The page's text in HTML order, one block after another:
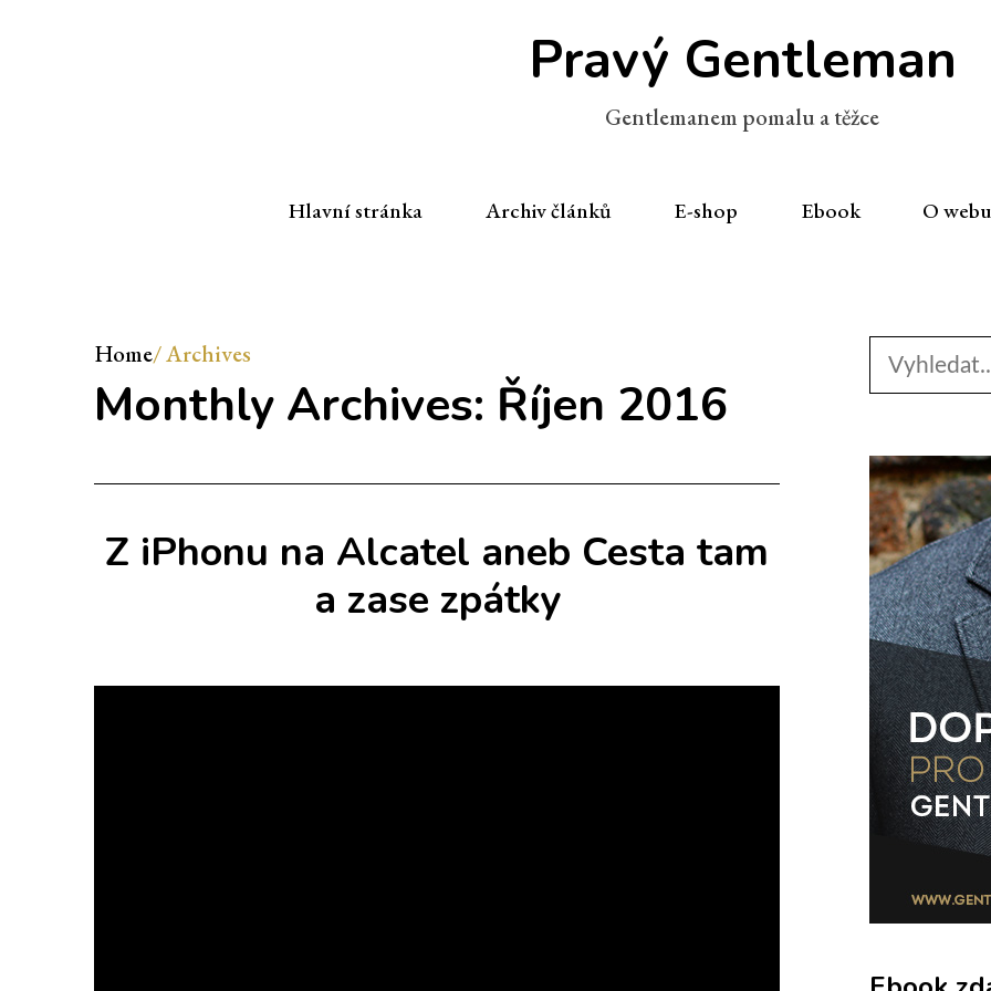
Pravý Gentleman
Gentlemanem pomalu a těžce
Hlavní stránka Archiv článků E-shop Ebook O webu
Home/Archives
Monthly Archives: Říjen 2016
Z iPhonu na Alcatel aneb Cesta tam
a zase zpátky
Search
for: